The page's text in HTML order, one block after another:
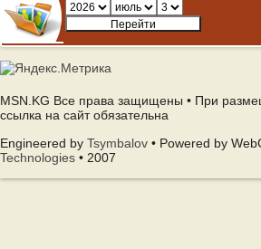
MSN.KG Все права защищены • При
ссылка на сайт обязательна
Engineered by Tsymbalov • Powered by
Technologies • 2007